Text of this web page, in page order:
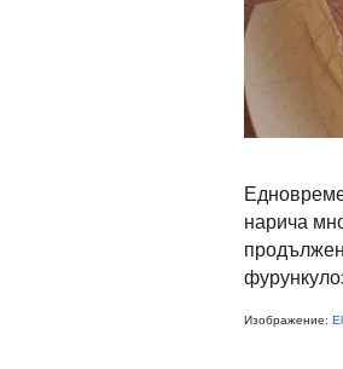
нарича
Изображение: